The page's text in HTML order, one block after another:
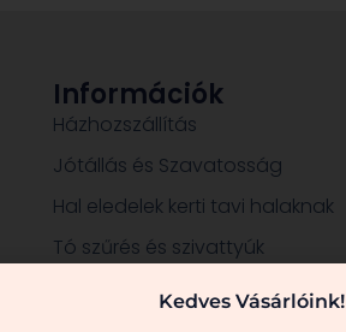
Információk
Házhozszállítás
Jótállás és Szavatosság
Hal eledelek kerti tavi halaknak
Tó szűrés és szivattyúk
Dekorációk, szobrokKedves Vásárlóink!